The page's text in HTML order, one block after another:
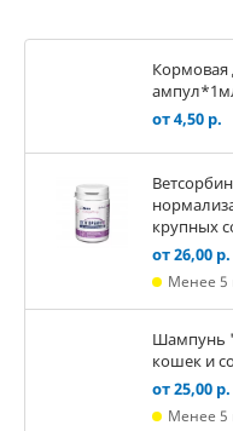
Кормовая
от 4,50 р.
крупных
от 26,00 р.
Менее 5
Шампунь
кошек и
от 25,00 р.
Менее 5